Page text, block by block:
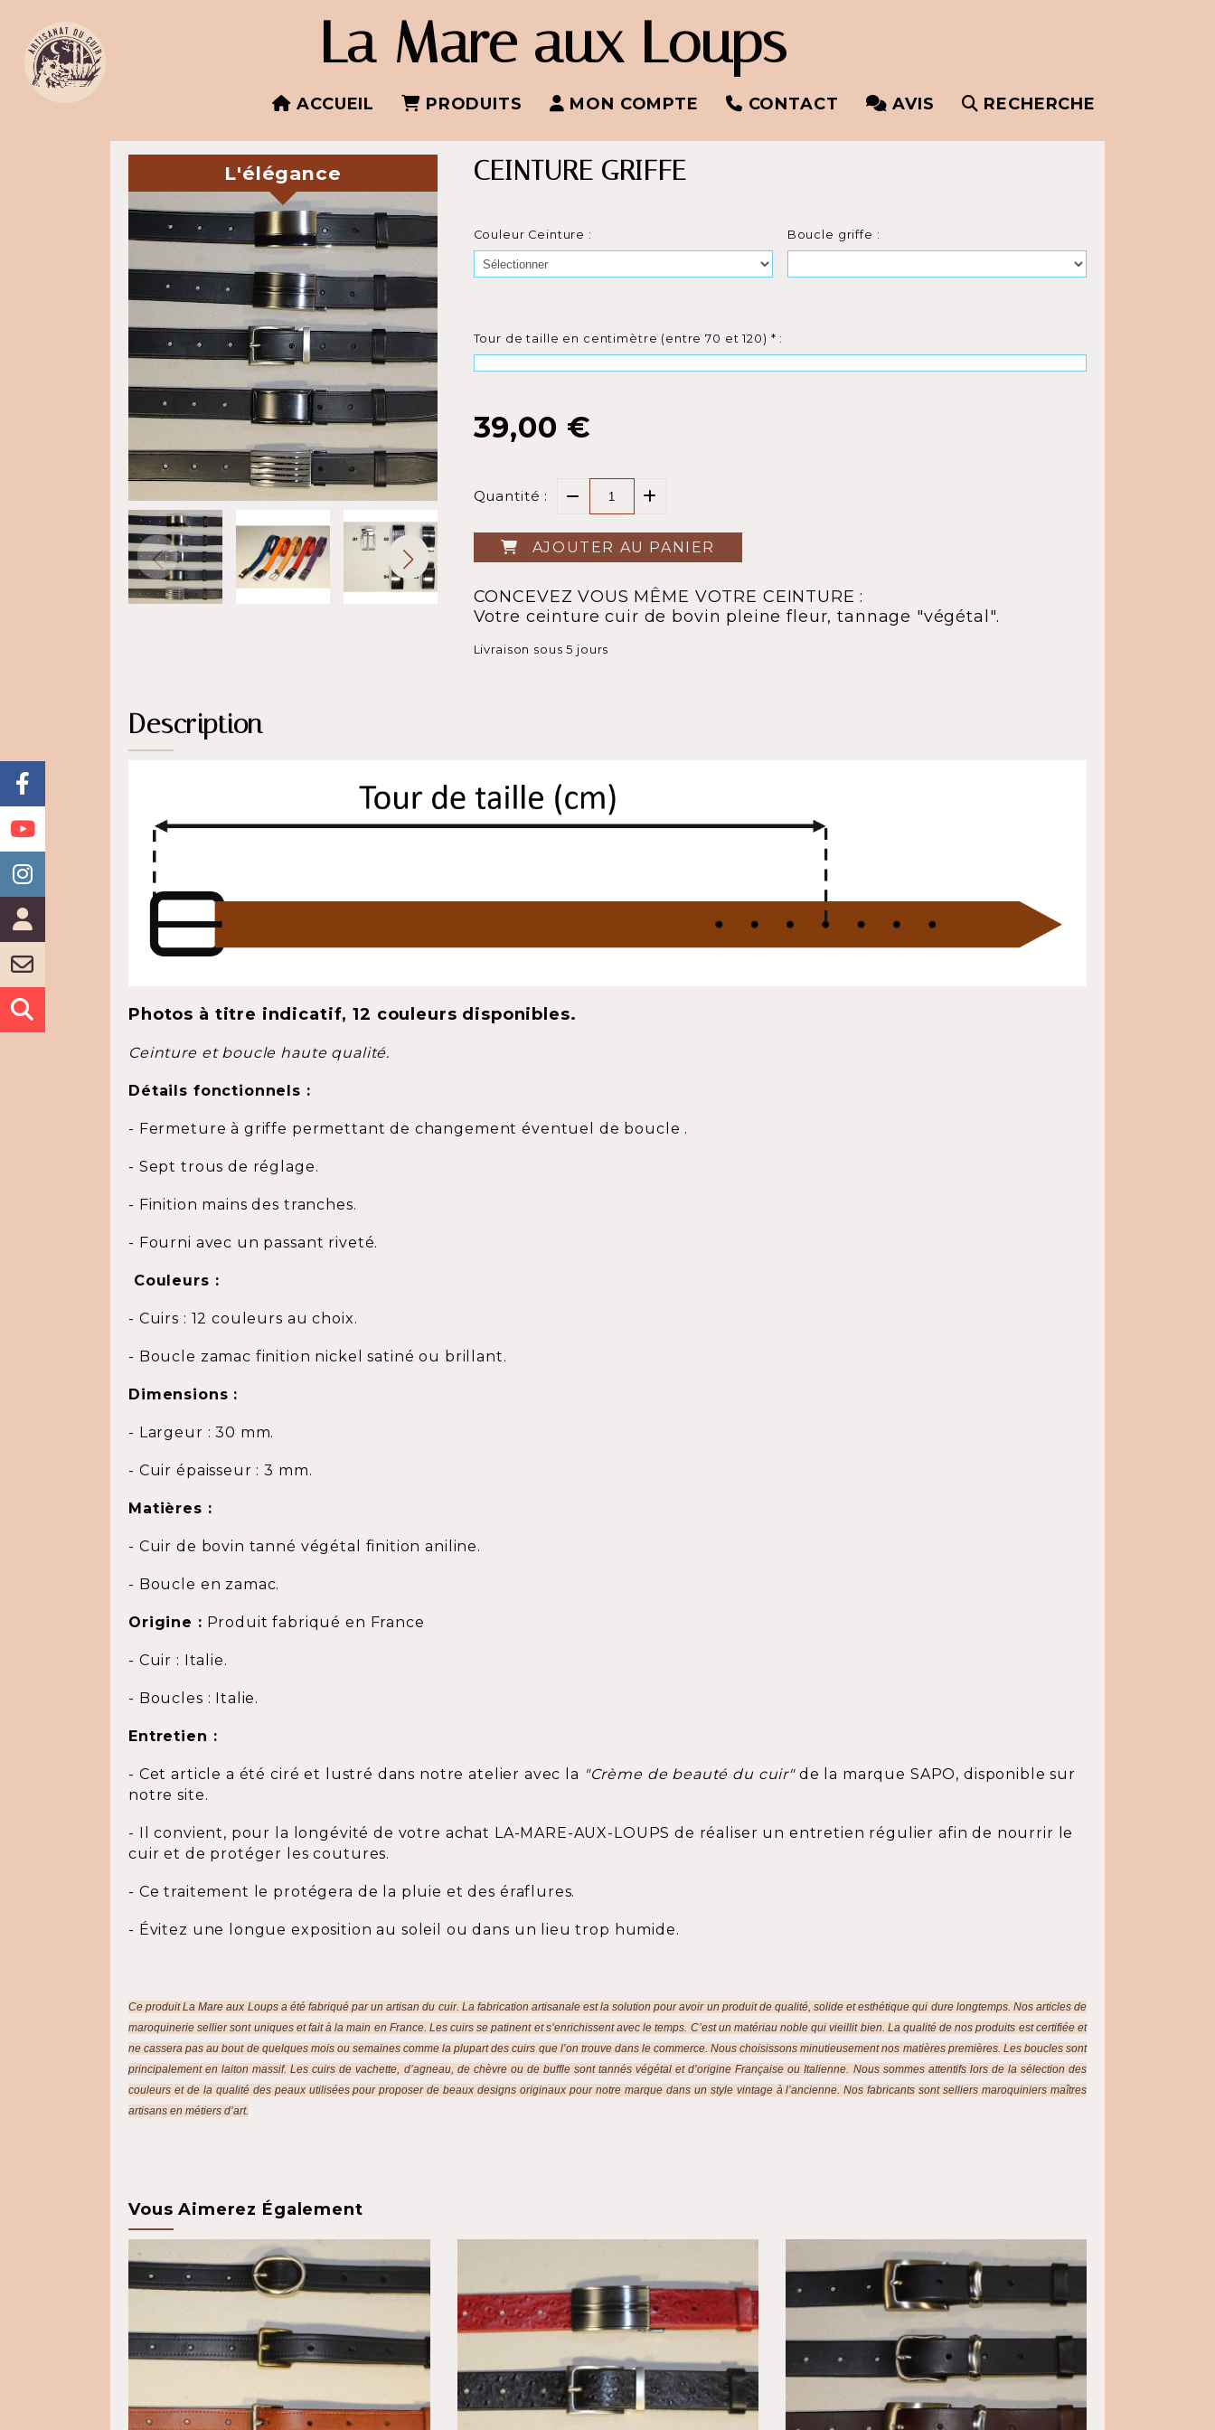
La Mare aux Loups
ACCUEIL PRODUITS MON COMPTE CONTACT AVIS RECHERCHE
L'élégance CEINTURE GRIFFE
Couleur Ceinture : Boucle griffe :
Tour de taille en centimètre (entre 70 et 120) * :
39,00 €
Quantité :
AJOUTER AU PANIER
CONCEVEZ VOUS MÊME VOTRE CEINTURE :
Votre ceinture cuir de bovin pleine fleur, tannage "végétal".
Livraison sous 5 jours
Description
Photos à titre indicatif, 12 couleurs disponibles.
Ceinture et boucle haute qualité.
Détails fonctionnels :
- Fermeture à griffe permettant de changement éventuel de boucle .
- Sept trous de réglage.
- Finition mains des tranches.
- Fourni avec un passant riveté.
Couleurs :
- Cuirs : 12 couleurs au choix.
- Boucle zamac finition nickel satiné ou brillant.
Dimensions :
- Largeur : 30 mm.
- Cuir épaisseur : 3 mm.
Matières :
- Cuir de bovin tanné végétal finition aniline.
- Boucle en zamac.
Origine : Produit fabriqué en France
- Cuir : Italie.
- Boucles : Italie.
Entretien :
- Cet article a été ciré et lustré dans notre atelier avec la "Crème de beauté du cuir"de la marque SAPO, disponible sur
notre site.
- Il convient, pour la longévité de votre achat LA-MARE-AUX-LOUPS de réaliser un entretien régulier afin de nourrir le
cuir et de protéger les coutures.
- Ce traitement le protégera de la pluie et des éraflures.
- Évitez une longue exposition au soleil ou dans un lieu trop humide.
Ce produit La Mare aux Loups a été fabriqué par un artisan du cuir. La fabrication artisanale est la solution pour avoir un produit de qualité, solide et esthétique qui dure longtemps. Nos articles de
maroquinerie sellier sont uniques et fait à la main en France. Les cuirs se patinent et s’enrichissent avec le temps. C’est un matériau noble qui vieillit bien. La qualité de nos produits est certifiée et
ne cassera pas au bout de quelques mois ou semaines comme la plupart des cuirs que l’on trouve dans le commerce. Nous choisissons minutieusement nos matières premières. Les boucles sont
principalement en laiton massif. Les cuirs de vachette, d’agneau, de chèvre ou de buffle sont tannés végétal et d’origine Française ou Italienne. Nous sommes attentifs lors de la sélection des
couleurs et de la qualité des peaux utilisées pour proposer de beaux designs originaux pour notre marque dans un style vintage à l’ancienne. Nos fabricants sont selliers maroquiniers maîtres
artisans en métiers d’art.
Vous Aimerez Également